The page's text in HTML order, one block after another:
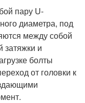
пару U-
диаметра, под
между собой
затяжки и
болты
от головки к